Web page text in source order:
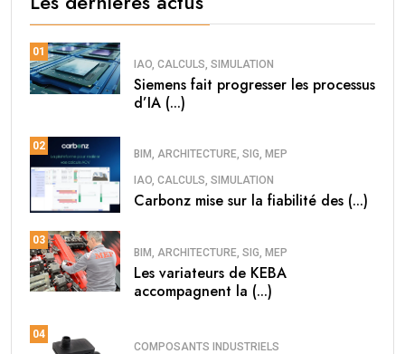
01
IAO, CALCULS, SIMULATION
Siemens fait progresser les processus
d’IA (...)
02
BIM, ARCHITECTURE, SIG, MEP
IAO, CALCULS, SIMULATION
Carbonz mise sur la fiabilité des (...)
03
BIM, ARCHITECTURE, SIG, MEP
Les variateurs de KEBA
accompagnent la (...)
04
COMPOSANTS INDUSTRIELS